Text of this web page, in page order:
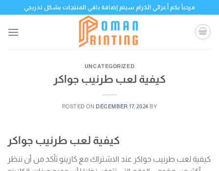
content
مرحباً بكم أعزائي الكرام سيتم إضافة باقي المنتجات بشكل تدريجي
UNCATEGORIZED
كيفية لعب طرنيب جواكر
POSTED ON DECEMBER 17, 2024 BY
كيفية لعب طرنيب جواكر
كيفية لعب طرنيب جواكر عند الاشتراك مع كازينو تأكد من أن ننظر